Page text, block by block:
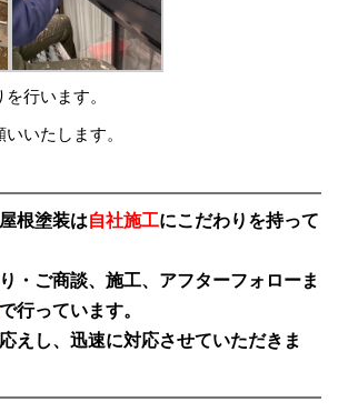
行います。
いたします。
根塗装は自社施工にこだわりを持って
・ご商談、施工、アフターフォローま
で行っています。
えし、迅速に対応させていただきま